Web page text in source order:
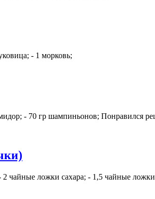
- 1 морковь;
- 70 гр шампиньонов; Понравился
ложки сахара; - 1,5 чайные